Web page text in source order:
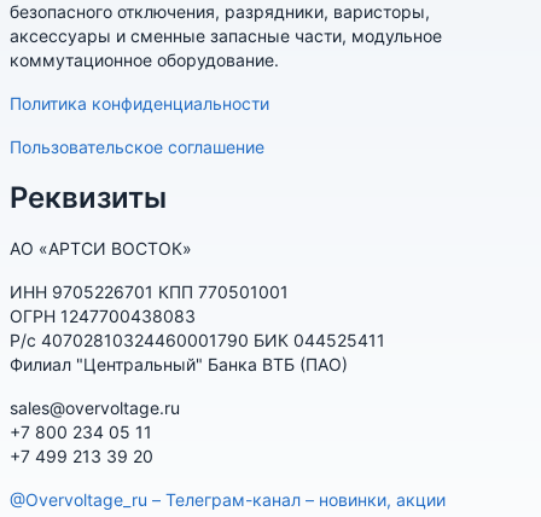
безопасного отключения, разрядники, варисторы,
аксессуары и сменные запасные части, модульное
коммутационное оборудование.
Политика конфиденциальности
Пользовательское соглашение
Реквизиты
АО «АРТСИ ВОСТОК»
ИНН 9705226701 КПП 770501001
ОГРН 1247700438083
Р/с 40702810324460001790 БИК 044525411
Филиал "Центральный" Банка ВТБ (ПАО)
sales@overvoltage.ru
+7 800 234 05 11
+7 499 213 39 20
@Overvoltage_ru – Телеграм-канал – новинки, акции